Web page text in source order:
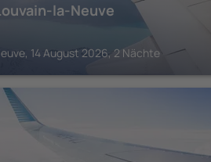
la-Neuve
14 August 2026, 2 Nächte